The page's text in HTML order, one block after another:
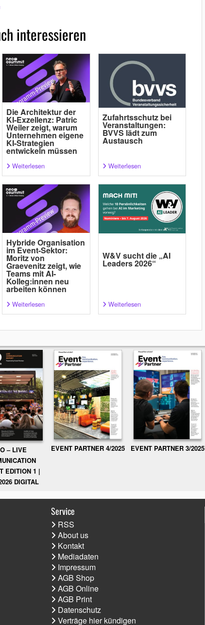
interessieren
Die Architektur der
KI-Exzellenz: Patric
Weiler zeigt, warum
Unternehmen eigene
KI-Strategien
entwickeln müssen
Weiterlesen
Zufahrtsschutz bei
Veranstaltungen:
BVVS lädt zum
Austausch
Weiterlesen
Hybride Organisation
im Event-Sektor:
Moritz von
Graevenitz zeigt, wie
Teams mit AI-
Kolleg:innen neu
arbeiten können
Weiterlesen
W&V sucht die „AI
Leaders 2026“
Weiterlesen
– LIVE
EDITION 1 |
DIGITAL
EVENT PARTNER 4/2025 EVENT PARTNER 3/2025
Service
RSS
About us
Kontakt
Mediadaten
Impressum
AGB Shop
AGB Online
AGB Print
Datenschutz
Verträge hier kündigen